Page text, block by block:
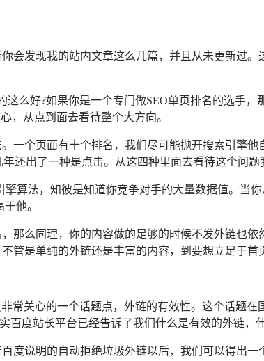
会发现我的站内文章这么几篇，并且从未更新过
么好?如果你是一个专门做SEO单页排名的选手
，从点到面去看待整个大方向。
一个页面有十个排名，我们尽可能抛开搜索引擎
还出了一种是点击。从这四种里面去看待这个问题
算法，知彼是知道你竞争对手的大量数据值。当
他。
那么同理，你的内容做的足够的时候不发外链也
管是单纯的外链还是丰富的内容，到要想立足于首
常关心的一个话题点，外链的有效性。这个话题
度站长平台已经告诉了我们什么是有效的外链，
度说明的自动拒绝垃圾外链以后，我们可以得出